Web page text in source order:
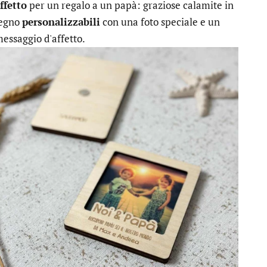
per un regalo a un papà: graziose calamite in
personalizzabilicon una foto speciale e un
d'affetto.